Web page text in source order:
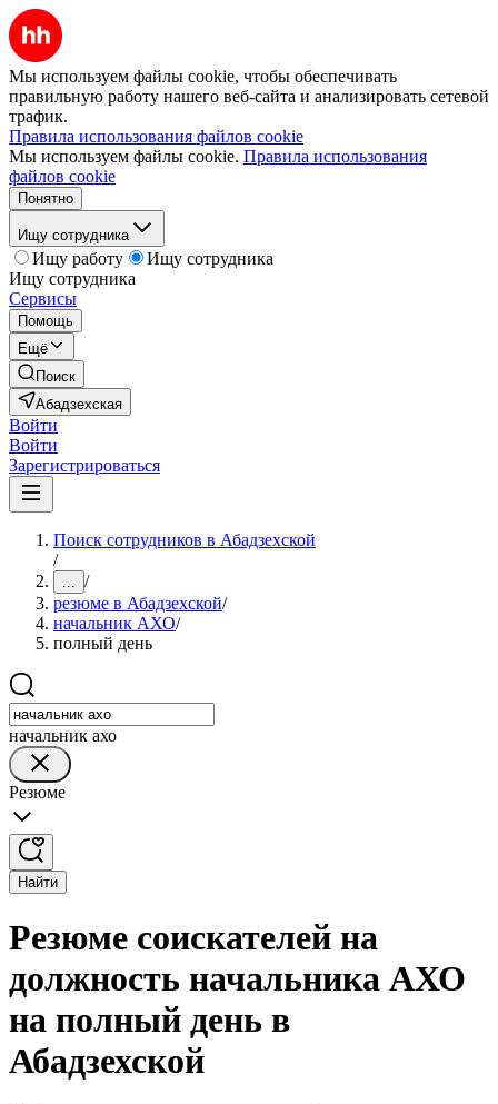
Мы используем файлы cookie, чтобы обеспечивать
правильную работу нашего веб-сайта и анализировать сетевой
трафик.
Правила использования файлов cookie
Мы используем файлы cookie. Правила использования
файлов cookie
Понятно
Ищу сотрудника
Ищу работу
Ищу сотрудника
Ищу сотрудника
Сервисы
Помощь
Ещё
Поиск
Абадзехская
Войти
Войти
Зарегистрироваться
Поиск сотрудников в Абадзехской
/
... /
резюме в Абадзехской/
начальник АХО/
полный день
начальник ахо
Резюме
Найти
Резюме соискателей на
должность начальника АХО
на полный день в
Абадзехской